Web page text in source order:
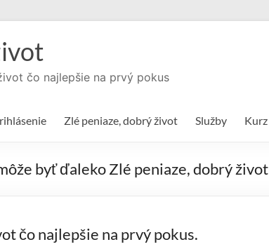
čo najlepšie na prvý pokus
Zlé peniaze, dobrý život Služby Kurz
byť ďaleko Zlé peniaze, dobrý život
čo najlepšie na prvý pokus.